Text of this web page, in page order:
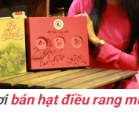
bán hạt điều rang